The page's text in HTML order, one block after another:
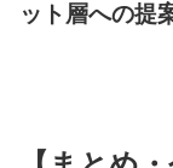
ット層への提